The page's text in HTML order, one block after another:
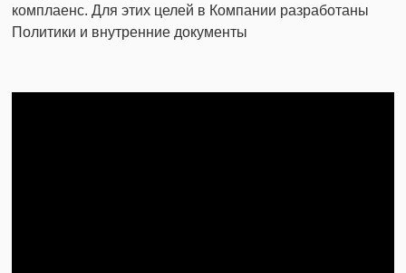
комплаенс. Для этих целей в Компании разработаны
Политики и внутренние документы